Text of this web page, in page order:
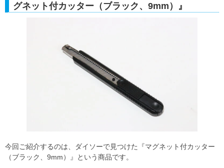
グネット付カッター（ブラック、9mm）』
今回ご紹介するのは、ダイソーで見つけた『マグネット付カッター
（ブラック、9mm）』という商品です。